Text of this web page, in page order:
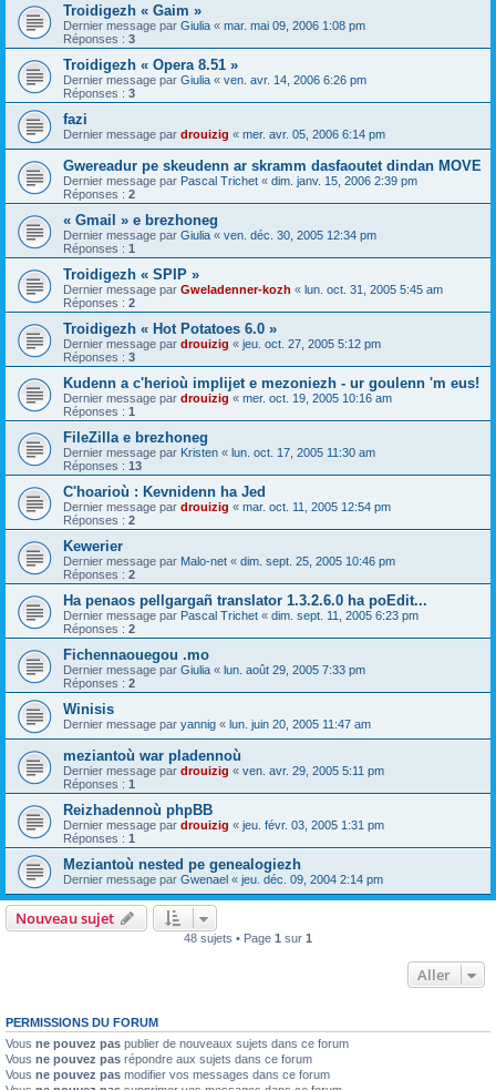
Troidigezh « Gaim »
Dernier message par Giulia « mar. mai 09, 2006 1:08 pm
Réponses : 3
Troidigezh « Opera 8.51 »
Dernier message par Giulia « ven. avr. 14, 2006 6:26 pm
Réponses : 3
fazi
Dernier message par drouizig « mer. avr. 05, 2006 6:14 pm
Gwereadur pe skeudenn ar skramm dasfaoutet dindan MOVE
Dernier message par Pascal Trichet « dim. janv. 15, 2006 2:39 pm
Réponses : 2
« Gmail » e brezhoneg
Dernier message par Giulia « ven. déc. 30, 2005 12:34 pm
Réponses : 1
Troidigezh « SPIP »
Dernier message par Gweladenner-kozh « lun. oct. 31, 2005 5:45 am
Réponses : 2
Troidigezh « Hot Potatoes 6.0 »
Dernier message par drouizig « jeu. oct. 27, 2005 5:12 pm
Réponses : 3
Kudenn a c'herioù implijet e mezoniezh - ur goulenn 'm eus!
Dernier message par drouizig « mer. oct. 19, 2005 10:16 am
Réponses : 1
FileZilla e brezhoneg
Dernier message par Kristen « lun. oct. 17, 2005 11:30 am
Réponses : 13
C'hoarioù : Kevnidenn ha Jed
Dernier message par drouizig « mar. oct. 11, 2005 12:54 pm
Réponses : 2
Kewerier
Dernier message par Malo-net « dim. sept. 25, 2005 10:46 pm
Réponses : 2
Ha penaos pellgargañ translator 1.3.2.6.0 ha poEdit...
Dernier message par Pascal Trichet « dim. sept. 11, 2005 6:23 pm
Réponses : 2
Fichennaouegou .mo
Dernier message par Giulia « lun. août 29, 2005 7:33 pm
Réponses : 2
Winisis
Dernier message par yannig « lun. juin 20, 2005 11:47 am
meziantoù war pladennoù
Dernier message par drouizig « ven. avr. 29, 2005 5:11 pm
Réponses : 1
Reizhadennoù phpBB
Dernier message par drouizig « jeu. févr. 03, 2005 1:31 pm
Réponses : 1
Meziantoù nested pe genealogiezh
Dernier message par Gwenael « jeu. déc. 09, 2004 2:14 pm
Nouveau sujet
48 sujets • Page 1 sur 1
Aller
PERMISSIONS DU FORUM
Vous ne pouvez pas publier de nouveaux sujets dans ce forum
Vous ne pouvez pas répondre aux sujets dans ce forum
Vous ne pouvez pas modifier vos messages dans ce forum